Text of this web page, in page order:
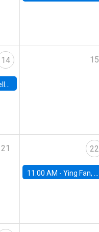
14 15
21 22
11:00 AM -Ying Fan, University of Michigan